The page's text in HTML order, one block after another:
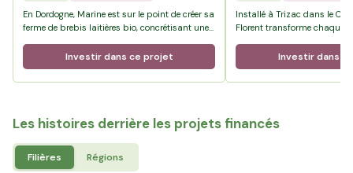
En Dordogne, Marine est sur le point de créer sa
ferme de brebis laitières bio, concrétisant une
depuis l’enfance.Investir dans ce projet
Installé à Trizac dans le
Florent transforme chaque
sécurisant aujourd’hui des
l’exploitation, il prépare
la transmission à son fils
Investir dans
Les histoires derrière les projets financés
Filières Régions